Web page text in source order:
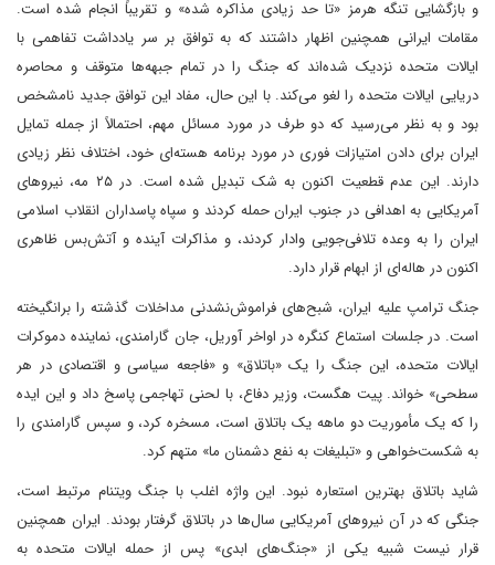
و بازگشایی تنگه هرمز «تا حد زیادی مذاکره شده» و تقریباً انجام شده است.
مقامات ایرانی همچنین اظهار داشتند که به توافق بر سر یادداشت تفاهمی با
ایالات متحده نزدیک شده‌اند که جنگ را در تمام جبهه‌ها متوقف و محاصره
دریایی ایالات متحده را لغو می‌کند. با این حال، مفاد این توافق جدید نامشخص
بود و به نظر می‌رسید که دو طرف در مورد مسائل مهم، احتمالاً از جمله تمایل
ایران برای دادن امتیازات فوری در مورد برنامه هسته‌ای خود، اختلاف نظر زیادی
دارند. این عدم قطعیت اکنون به شک تبدیل شده است. در ۲۵ مه، نیروهای
آمریکایی به اهدافی در جنوب ایران حمله کردند و سپاه پاسداران انقلاب اسلامی
ایران را به وعده تلافی‌جویی وادار کردند، و مذاکرات آینده و آتش‌بس ظاهری
اکنون در هاله‌ای از ابهام قرار دارد.
جنگ ترامپ علیه ایران، شبح‌های فراموش‌نشدنی مداخلات گذشته را برانگیخته
است. در جلسات استماع کنگره در اواخر آوریل، جان گارامندی، نماینده دموکرات
ایالات متحده، این جنگ را یک «باتلاق» و «فاجعه سیاسی و اقتصادی در هر
سطحی» خواند. پیت هگست، وزیر دفاع، با لحنی تهاجمی پاسخ داد و این ایده
را که یک مأموریت دو ماهه یک باتلاق است، مسخره کرد، و سپس گارامندی را
به شکست‌خواهی و «تبلیغات به نفع دشمنان ما» متهم کرد.
شاید باتلاق بهترین استعاره نبود. این واژه اغلب با جنگ ویتنام مرتبط است،
جنگی که در آن نیروهای آمریکایی سال‌ها در باتلاق گرفتار بودند. ایران همچنین
قرار نیست شبیه یکی از «جنگ‌های ابدی» پس از حمله ایالات متحده به